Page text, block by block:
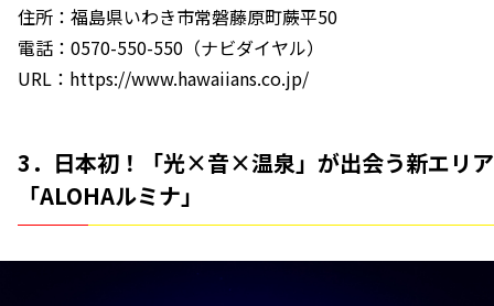
住所：福島県いわき市常磐藤原町蕨平50
電話：0570-550-550（ナビダイヤル）
URL：https://www.hawaiians.co.jp/
3．日本初！「光×音×温泉」が出会う新エリア
「ALOHAルミナ」